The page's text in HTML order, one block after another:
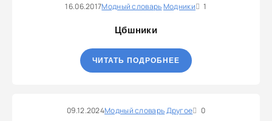
16.06.2017Модный словарьМодники 1
Цбшники
ЧИТАТЬ ПОДРОБНЕЕ
09.12.2024Модный словарьДругое 0